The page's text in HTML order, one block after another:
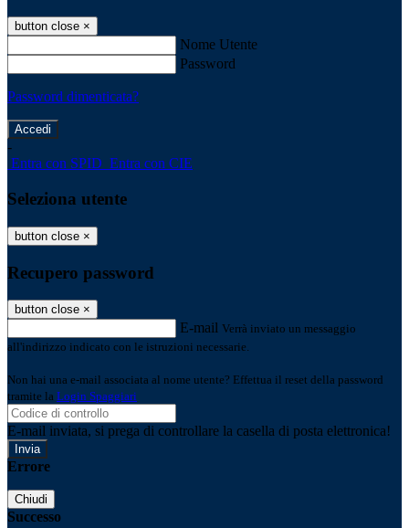
button close ×
Nome Utente
Password
Password dimenticata?
-
Entra con SPID Entra con CIE
Seleziona utente
button close ×
Recupero password
button close ×
E-mail Verrà inviato un messaggio
all'indirizzo indicato con le istruzioni necessarie.
Non hai una e-mail associata al nome utente? Effettua il reset della password
tramite la Login Spaggiari
E-mail inviata, si prega di controllare la casella di posta elettronica!
Errore
Chiudi
Successo